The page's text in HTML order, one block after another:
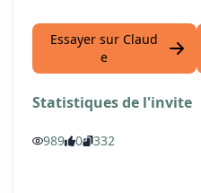
Essayer sur Claud
e
Statistiques de l'invite
989 0 332